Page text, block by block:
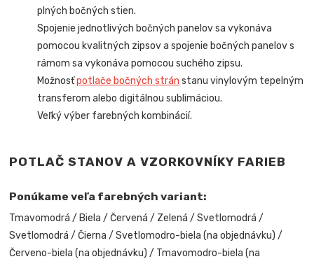
plných bočných stien.
Spojenie jednotlivých bočných panelov sa vykonáva
pomocou kvalitných zipsov a spojenie bočných panelov s
rámom sa vykonáva pomocou suchého zipsu.
Možnosťpotlače bočných strán stanu vinylovým tepelným
transferom alebo digitálnou sublimáciou.
Veľký výber farebných kombinácií.
POTLAČ STANOV A VZORKOVNÍKY FARIEB
Ponúkame veľa farebných variant:
Tmavomodrá / Biela / Červená / Zelená / Svetlomodrá /
Svetlomodrá / Čierna / Svetlomodro-biela (na objednávku) /
Červeno-biela (na objednávku) / Tmavomodro-biela (na